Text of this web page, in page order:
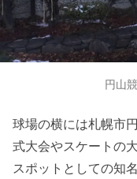
円山
球場の横には札幌市
式大会やスケートの
スポットとしての知